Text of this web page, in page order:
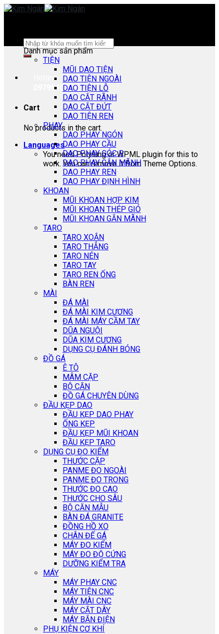
Skip
Search
for:
Hotline:
0979540178
Cart
No products in the cart.
Languages
You need Polylang or WPML plugin for this to
work. You can remove it from Theme Options.
Danh mục sản phẩm
TIỆN
MŨI DAO TIỆN
DAO TIỆN NGOÀI
DAO TIỆN LỖ
DAO CẮT RÃNH
DAO CẮT ĐỨT
DAO TIỆN REN
PHAY
DAO PHAY NGÓN
DAO PHAY CẦU
DAO PHAY GÓC R
DAO PHAY GẮN MÃNH
DAO PHAY REN
DAO PHAY ĐỊNH HÌNH
KHOAN
MŨI KHOAN HỢP KIM
MŨI KHOAN THÉP GIÓ
MŨI KHOAN GẮN MÃNH
TARO
TARO XOẮN
TARO THẲNG
TARO NÉN
TARO TAY
TARO REN ỐNG
BÀN REN
MÀI
ĐÁ MÀI
ĐÁ MÀI KIM CƯƠNG
ĐÁ MÀI MÁY CẦM TAY
DŨA NGUỘI
DŨA KIM CƯƠNG
DỤNG CỤ ĐÁNH BÓNG
ĐỒ GÁ
Ê TÔ
MÂM CẶP
BỘ CĂN
ĐỒ GÁ CHUYÊN DÙNG
ĐẦU KẸP DAO
ĐẦU KẸP DAO PHAY
ỐNG KẸP
ĐẦU KẸP MŨI KHOAN
ĐẦU KẸP TARO
DỤNG CỤ ĐO KIỂM
THƯỚC CẶP
PANME ĐO NGOÀI
PANME ĐO TRONG
THƯỚC ĐO CAO
THƯỚC CHO SÂU
BỘ CĂN MẪU
BÀN ĐÁ GRANITE
ĐỒNG HỒ XO
CHÂN ĐẾ GÁ
MÁY ĐO KIỂM
MÁY ĐO ĐỘ CỨNG
DƯỠNG KIỂM TRA
MÁY
MÁY PHAY CNC
MÁY TIỆN CNC
MÁY MÀI CNC
MÁY CẮT DÂY
MÁY BẮN ĐIỆN
PHỤ KIỆN CƠ KHÍ